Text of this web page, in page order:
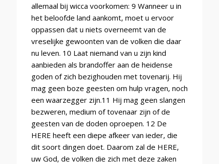
allemaal bij wicca voorkomen: 9 Wanneer u in
het beloofde land aankomt, moet u ervoor
oppassen dat u niets overneemt van de
vreselijke gewoonten van de volken die daar
nu leven. 10 Laat niemand van u zijn kind
aanbieden als brandoffer aan de heidense
goden of zich bezighouden met tovenarij. Hij
mag geen boze geesten om hulp vragen, noch
een waarzegger zijn.11 Hij mag geen slangen
bezweren, medium of tovenaar zijn of de
geesten van de doden oproepen. 12 De
HERE heeft een diepe afkeer van ieder, die
dit soort dingen doet. Daarom zal de HERE,
uw God, de volken die zich met deze zaken